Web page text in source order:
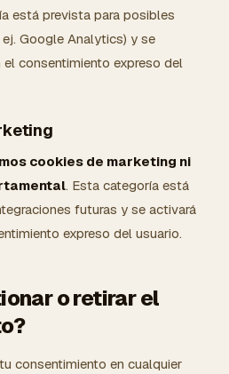
está prevista para posibles
Google Analytics) y se
consentimiento expreso del
cookies de marketing ni
. Esta categoría está
futuras y se activará
expreso del usuario.
o retirar el
consentimiento en cualquier